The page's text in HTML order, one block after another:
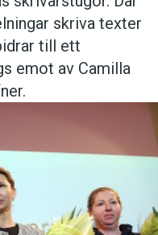
skriva texter
till ett
emot av Camilla